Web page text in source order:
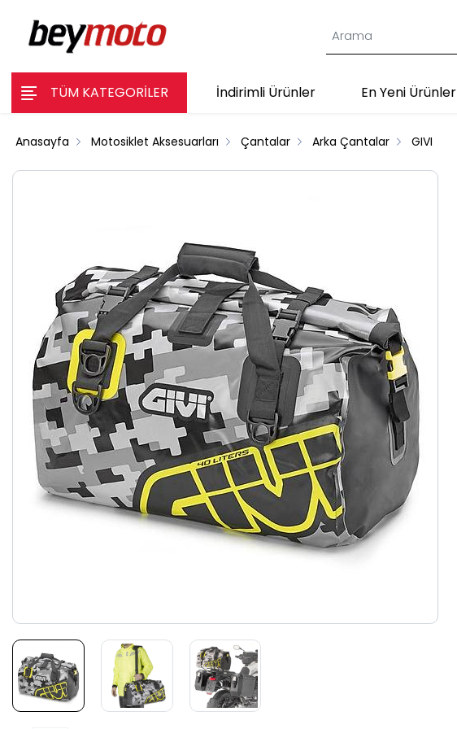
TÜM KATEGORİLER İndirimli Ürünler En Yeni Ürünler
Anasayfa Motosiklet Aksesuarları Çantalar Arka Çantalar GIVI